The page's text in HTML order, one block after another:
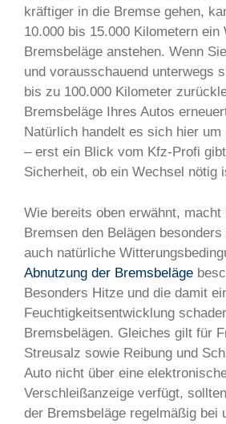
kräftiger in die Bremse gehen,
10.000 bis 15.000 Kilometern ein
Bremsbeläge anstehen. Wenn
und vorausschauend unterwegs
bis zu 100.000 Kilometer
Bremsbeläge Ihres Autos
Natürlich handelt es sich hier um
– erst ein Blick vom Kfz-Profi
Sicherheit, ob ein Wechsel nötig
Wie bereits oben erwähnt,
Bremsen den Belägen
auch natürliche
Abnutzung der Bremsbeläge
Besonders Hitze und die damit
Feuchtigkeitsentwicklung
Bremsbelägen. Gleiches gilt für
Streusalz sowie Reibung und
Auto nicht über eine
Verschleißanzeige verfügt,
der Bremsbeläge regelmäßig bei